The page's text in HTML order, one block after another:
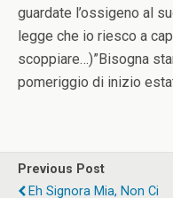
guardate l’ossigeno al
legge che io riesco a
scoppiare…)”Bisogna
pomeriggio di inizio
Previous Post
Eh Signora Mia, Non Ci